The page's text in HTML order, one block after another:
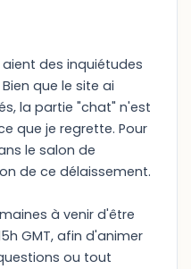
des inquiétudes
que le site ai
la partie "chat" n'est
que je regrette. Pour
le salon de
de ce délaissement.
à venir d'être
GMT, afin d'animer
ou tout